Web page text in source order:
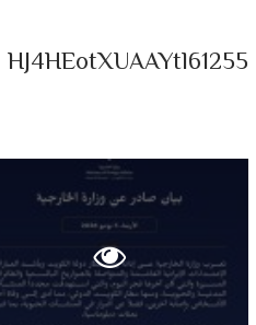
HJ4HEotXUAAYtl61255